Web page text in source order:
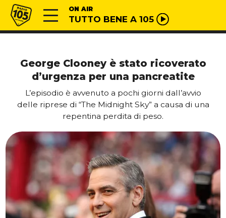
Vai al contenuto
Radio 105 ON AIR
TUTTO BENE A 105
George Clooney è stato ricoverato
d’urgenza per una pancreatite
L’episodio è avvenuto a pochi giorni dall’avvio
delle riprese di “The Midnight Sky” a causa di una
repentina perdita di peso.